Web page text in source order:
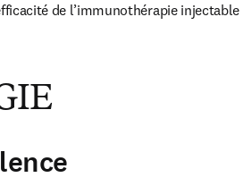
de l’immunothérapie